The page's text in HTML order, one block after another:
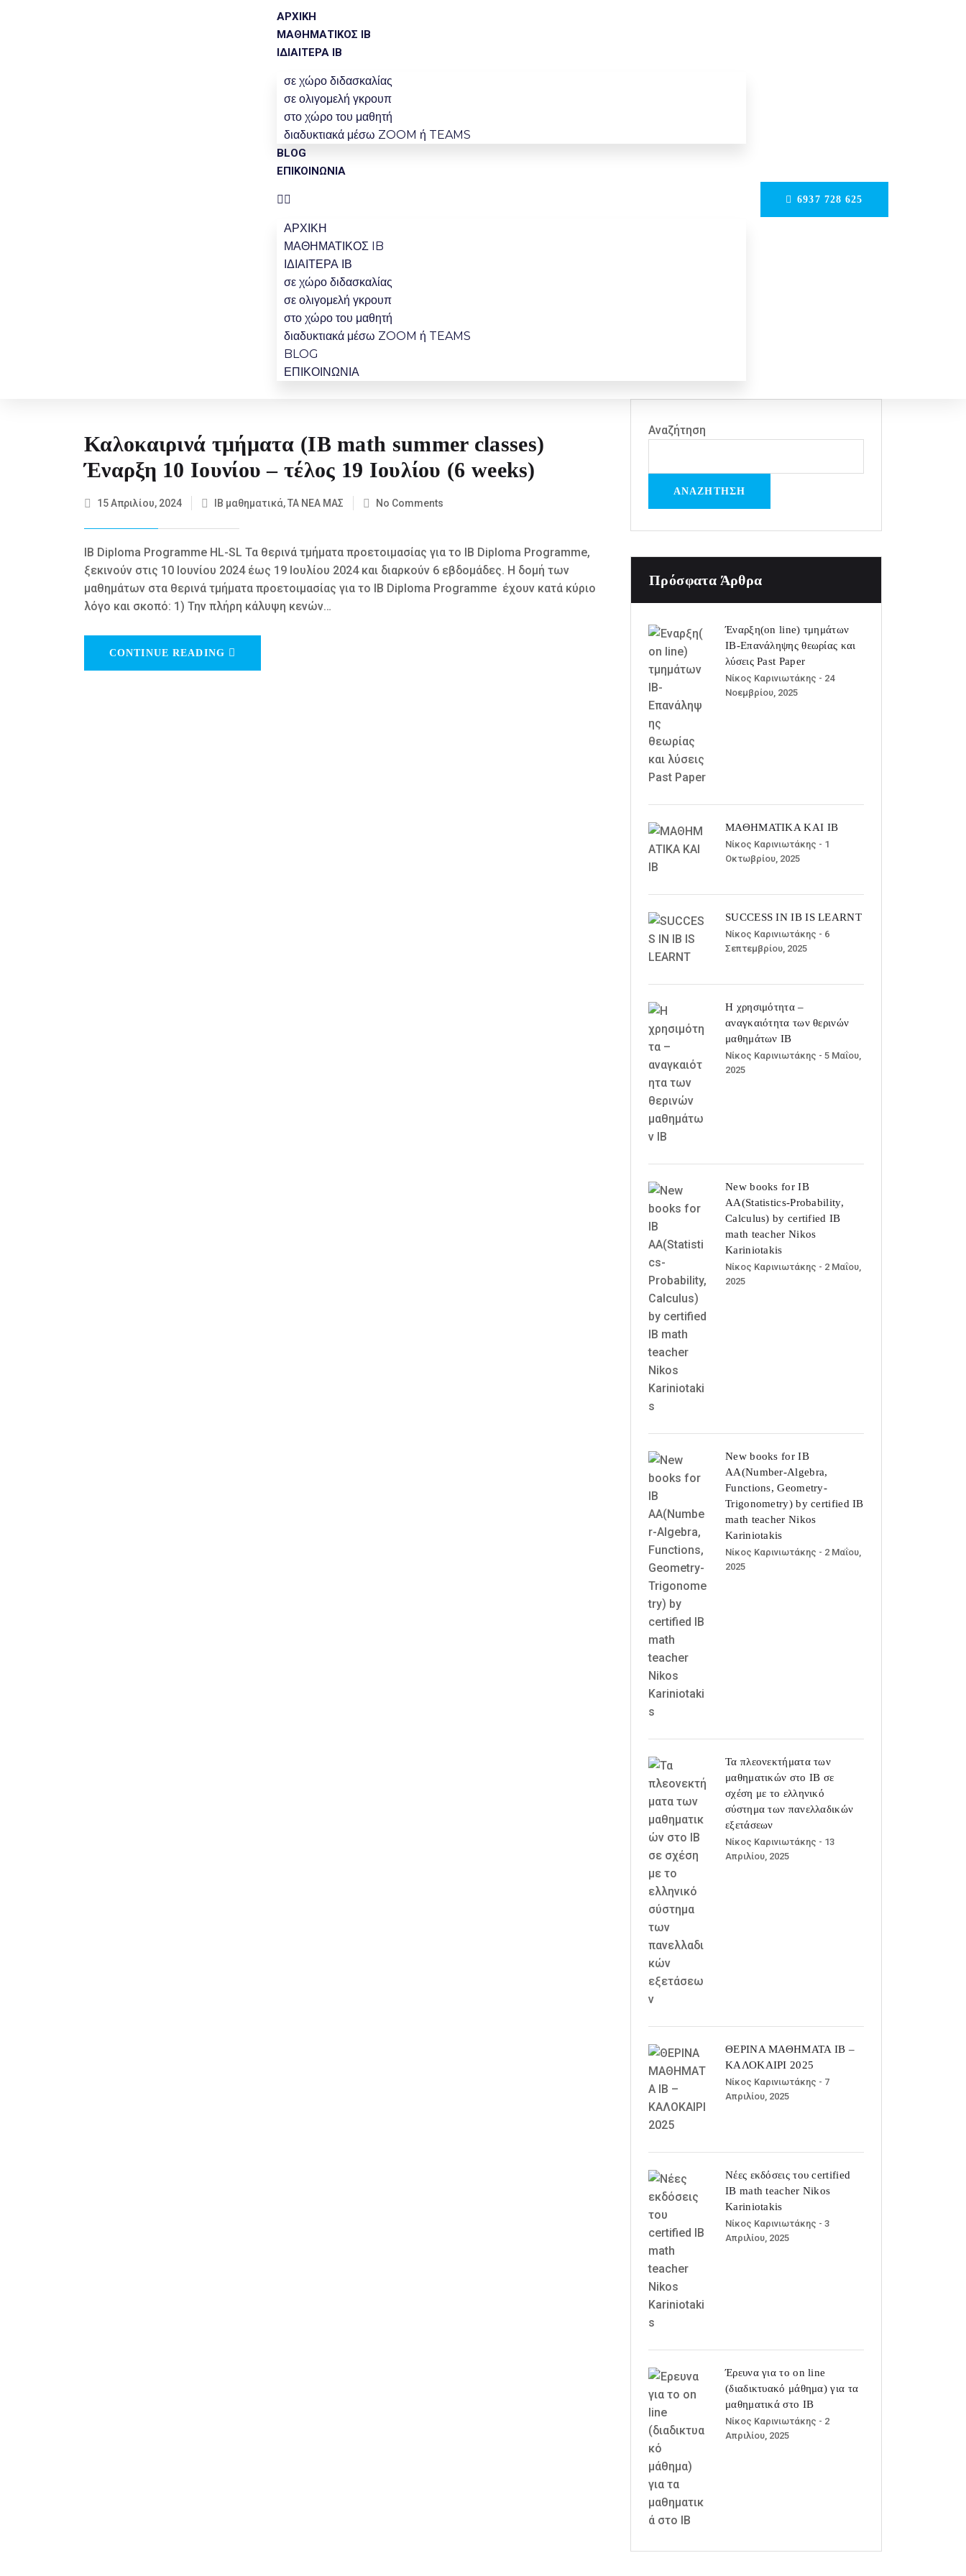
ΑΡΧΙΚΗ
ΜΑΘΗΜΑΤΙΚΟΣ IB
ΙΔΙΑΙΤΕΡΑ ΙΒ
σε χώρο διδασκαλίας
σε ολιγομελή γκρουπ
στο χώρο του μαθητή
διαδυκτιακά μέσω ZOOM ή TEAMS
BLOG
ΕΠΙΚΟΙΝΩΝΙΑ
ΑΡΧΙΚΗ
ΜΑΘΗΜΑΤΙΚΟΣ IB
ΙΔΙΑΙΤΕΡΑ ΙΒ
σε χώρο διδασκαλίας
σε ολιγομελή γκρουπ
στο χώρο του μαθητή
διαδυκτιακά μέσω ZOOM ή TEAMS
BLOG
ΕΠΙΚΟΙΝΩΝΙΑ
6937 728 625
Καλοκαιρινά τμήματα (IB math summer classes)
Έναρξη 10 Ιουνίου – τέλος 19 Ιουλίου (6 weeks)
15 Απριλίου, 2024 IB μαθηματικά,ΤΑ ΝΕΑ ΜΑΣ No Comments
IB Diploma Programme HL-SL Τα θερινά τμήματα προετοιμασίας για το IB Diploma Programme,
ξεκινούν στις 10 Ιουνίου 2024 έως 19 Ιουλίου 2024 και διαρκούν 6 εβδομάδες. Η δομή των
μαθημάτων στα θερινά τμήματα προετοιμασίας για το IB Diploma Programme έχουν κατά κύριο
λόγο και σκοπό: 1) Την πλήρη κάλυψη κενών…
CONTINUE READING
Αναζήτηση
ΑΝΑΖΉΤΗΣΗ
Πρόσφατα Άρθρα
Έναρξη(on line) τμημάτων
ΙΒ-Επανάληψης θεωρίας και
λύσεις Past Paper
Νίκος Καρινιωτάκης - 24
Νοεμβρίου, 2025
ΜΑΘΗΜΑΤΙΚΑ ΚΑΙ ΙΒ
Νίκος Καρινιωτάκης - 1
Οκτωβρίου, 2025
SUCCESS IN IB IS LEARNT
Νίκος Καρινιωτάκης - 6
Σεπτεμβρίου, 2025
Η χρησιμότητα –
αναγκαιότητα των θερινών
μαθημάτων ΙΒ
Νίκος Καρινιωτάκης - 5 Μαΐου,
2025
New books for IB
AA(Statistics-Probability,
Calculus) by certified IB
math teacher Nikos
Kariniotakis
Νίκος Καρινιωτάκης - 2 Μαΐου,
2025
New books for IB
AA(Number-Algebra,
Functions, Geometry-
Trigonometry) by certified IB
math teacher Nikos
Kariniotakis
Νίκος Καρινιωτάκης - 2 Μαΐου,
2025
Τα πλεονεκτήματα των
μαθηματικών στο IB σε
σχέση με το ελληνικό
σύστημα των πανελλαδικών
εξετάσεων
Νίκος Καρινιωτάκης - 13
Απριλίου, 2025
ΘΕΡΙΝΑ ΜΑΘΗΜΑΤΑ IB –
ΚΑΛΟΚΑΙΡΙ 2025
Νίκος Καρινιωτάκης - 7
Απριλίου, 2025
Νέες εκδόσεις του certified
IB math teacher Nikos
Kariniotakis
Νίκος Καρινιωτάκης - 3
Απριλίου, 2025
Έρευνα για το on line
(διαδικτυακό μάθημα) για τα
μαθηματικά στο ΙΒ
Νίκος Καρινιωτάκης - 2
Απριλίου, 2025